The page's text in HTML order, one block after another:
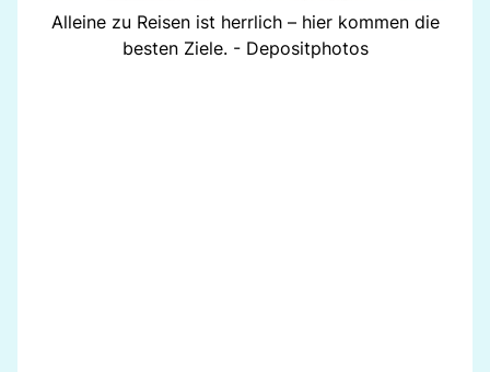
Alleine zu Reisen ist herrlich – hier kommen die
besten Ziele. - Depositphotos